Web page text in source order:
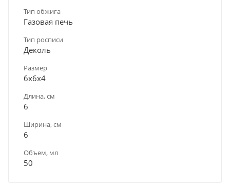
Тип обжига
Газовая печь
Тип росписи
Деколь
Размер
6х6х4
Длина, см
6
Ширина, см
6
Объем, мл
50